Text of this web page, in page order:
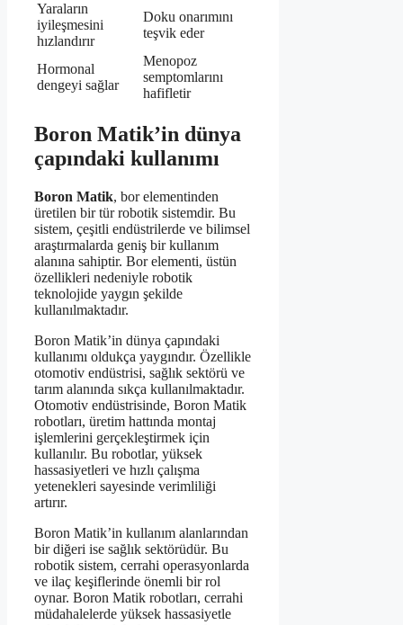
Yaraların
iyileşmesini
hızlandırır
Doku onarımını
teşvik eder
Hormonal
dengeyi sağlar
Menopoz
semptomlarını
hafifletir
Boron Matik’in dünya
çapındaki kullanımı
Boron Matik, bor elementinden
üretilen bir tür robotik sistemdir. Bu
sistem, çeşitli endüstrilerde ve bilimsel
araştırmalarda geniş bir kullanım
alanına sahiptir. Bor elementi, üstün
özellikleri nedeniyle robotik
teknolojide yaygın şekilde
kullanılmaktadır.
Boron Matik’in dünya çapındaki
kullanımı oldukça yaygındır. Özellikle
otomotiv endüstrisi, sağlık sektörü ve
tarım alanında sıkça kullanılmaktadır.
Otomotiv endüstrisinde, Boron Matik
robotları, üretim hattında montaj
işlemlerini gerçekleştirmek için
kullanılır. Bu robotlar, yüksek
hassasiyetleri ve hızlı çalışma
yetenekleri sayesinde verimliliği
artırır.
Boron Matik’in kullanım alanlarından
bir diğeri ise sağlık sektörüdür. Bu
robotik sistem, cerrahi operasyonlarda
ve ilaç keşiflerinde önemli bir rol
oynar. Boron Matik robotları, cerrahi
müdahalelerde yüksek hassasiyetle